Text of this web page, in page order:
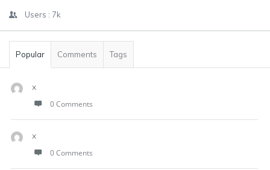
Users : 7k
Popular Comments Tags
x
0 Comments
x
0 Comments